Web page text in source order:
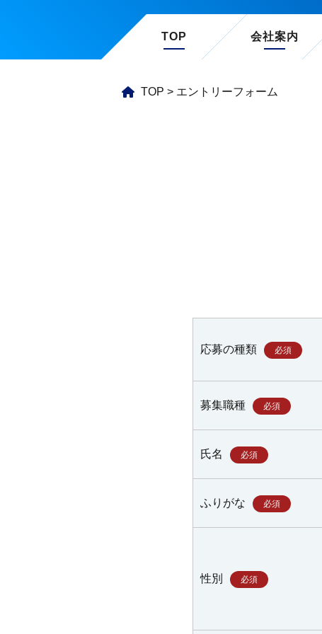
TOP 会社案内
TOP > エントリーフォーム
応募の種類 必須
募集職種 必須
氏名 必須
ふりがな 必須
性別 必須